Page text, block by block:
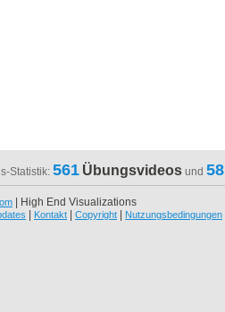
Statistik: 561 Übungsvideos und 58
| High End Visualizations
Kontakt Copyright Nutzungsbedingungen